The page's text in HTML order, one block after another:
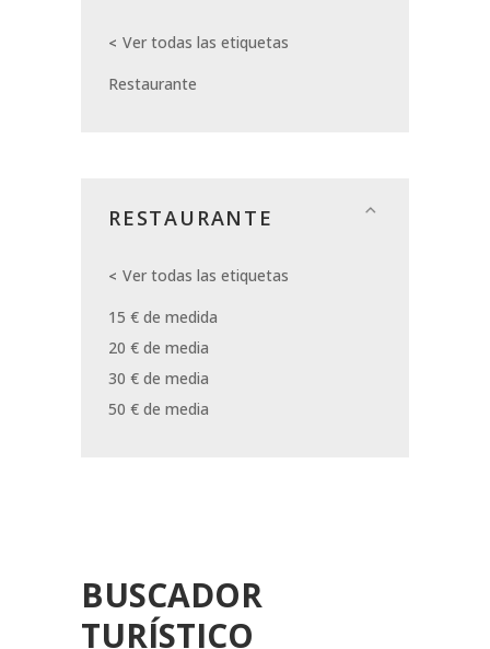
Ver todas las etiquetas
Restaurante
RESTAURANTE
Ver todas las etiquetas
15 € de medida
20 € de media
30 € de media
50 € de media
BUSCADOR
TURÍSTICO